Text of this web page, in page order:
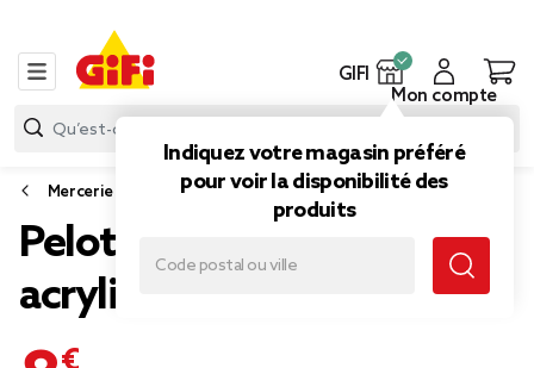
GIFI
Indiquez votre magasin préféré
pour voir la disponibilité des
produits
Mon compte
Mercerie
Pelote de fil à tricoter en
acrylique noir x10
8,49 €